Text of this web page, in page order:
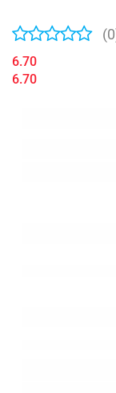
6.70
6.70